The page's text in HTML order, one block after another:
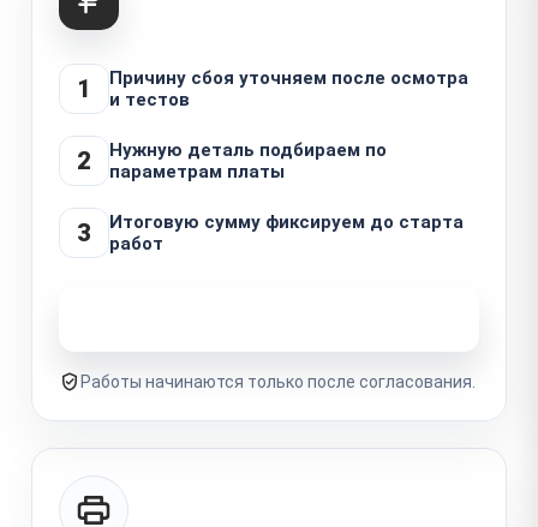
1
Причину сбоя уточняем после осмотра
и тестов
2
Нужную деталь подбираем по
параметрам платы
3
Итоговую сумму фиксируем до старта
работ
Работы начинаются только после согласования.